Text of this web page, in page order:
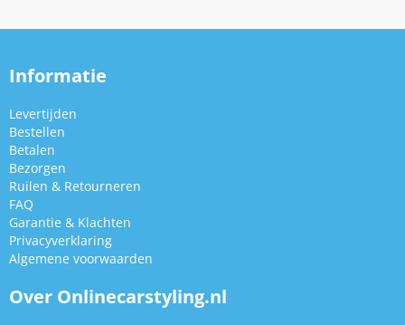
Informatie
Levertijden
Bestellen
Betalen
Bezorgen
Ruilen & Retourneren
FAQ
Garantie & Klachten
Privacyverklaring
Algemene voorwaarden
Over Onlinecarstyling.nl